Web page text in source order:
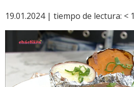
19.01.2024 | tiempo de lectura: < 1